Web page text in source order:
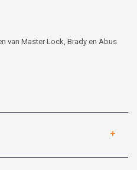
van Master Lock, Brady en Abus